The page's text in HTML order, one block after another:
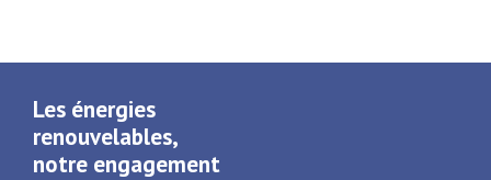
Les énergies
renouvelables,
notre engagement